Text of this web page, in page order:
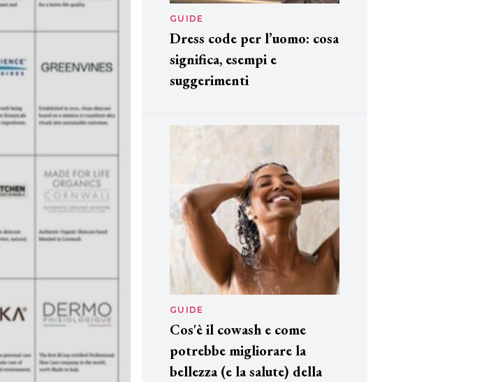
GUIDE
Dress code per l’uomo: cosa
significa, esempi e
suggerimenti
GUIDE
Cos'è il cowash e come
potrebbe migliorare la
bellezza (e la salute) della